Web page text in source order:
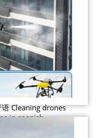
Cleaning drones
in spanish